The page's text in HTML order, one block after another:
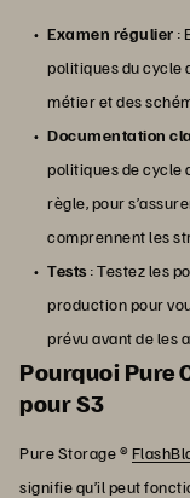
Examen régulier :
politiques du cycle
métier et des
Documentation
politiques de cycle
règle, pour
comprennent les
Tests : Testez les
production pour
prévu avant de les
Pourquoi Pure
pour S3
Pure Storage ®
signifie qu’il peut